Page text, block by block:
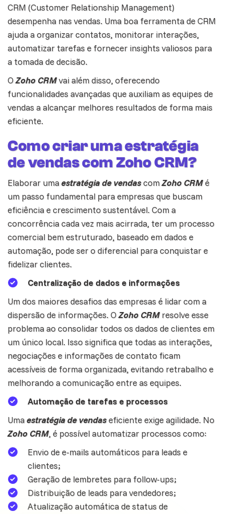
CRM (Customer Relationship Management)
desempenha nas vendas. Uma boa ferramenta de CRM
ajuda a organizar contatos, monitorar interações,
automatizar tarefas e fornecer insights valiosos para
a tomada de decisão.
OZoho CRMvai além disso, oferecendo
funcionalidades avançadas que auxiliam as equipes de
vendas a alcançar melhores resultados de forma mais
eficiente.
Como criar uma estratégia
de vendas com Zoho CRM?
Elaborar umaestratégia de vendascomZoho CRMé
um passo fundamental para empresas que buscam
eficiência e crescimento sustentável. Com a
concorrência cada vez mais acirrada, ter um processo
comercial bem estruturado, baseado emdadose
automação, pode ser o diferencial para conquistar e
fidelizar clientes.
Centralização de dados e informações
Um dos maiores desafios das empresas é lidar com a
dispersão de informações. OZoho CRMresolve esse
problema ao consolidar todos os dados de clientes em
um único local. Isso significa que todas as interações,
negociações e informações de contato ficam
acessíveis de forma organizada, evitando retrabalho e
melhorando a comunicação entre as equipes.
Automação de tarefas e processos
Umaestratégia de vendaseficiente exige agilidade. No
Zoho CRM, é possível automatizar processos como:
Envio de e-mails automáticos para leadse
clientes;
Geração de lembretes para follow-ups;
Distribuição de leads para vendedores;
Atualização automática de status de